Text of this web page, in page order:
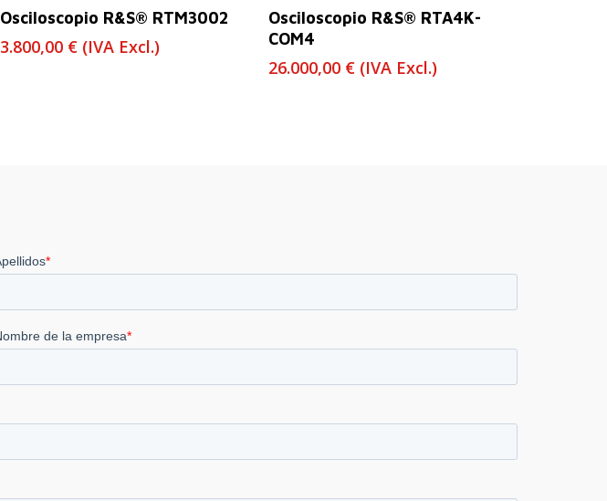
Leer Más
Osciloscopio R&S® RTM3002
3.800,00 € (IVA Excl.)
Leer Más
Osciloscopio R&S® RTA4K-
COM4
26.000,00 € (IVA Excl.)